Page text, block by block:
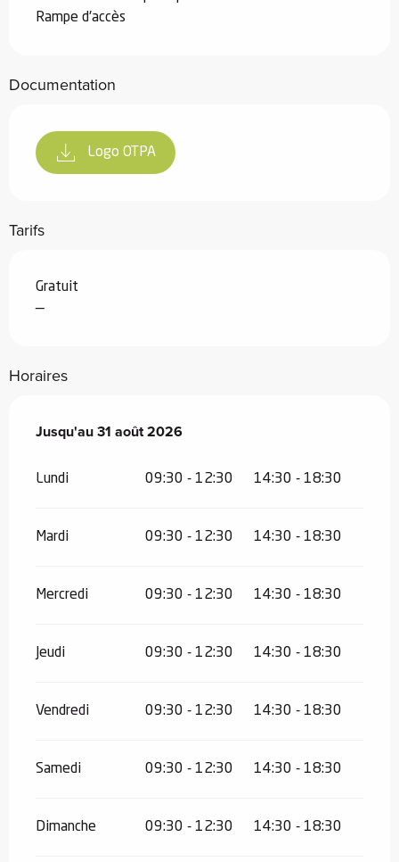
Rampe d'accès
Documentation
Logo OTPA
Tarifs
Gratuit
—
Horaires
Du11 juillet 2026au31 août 2026
Jusqu'au31 août 2026
Lundi 09:30 - 12:30 14:30 - 18:30
Mardi 09:30 - 12:30 14:30 - 18:30
Mercredi 09:30 - 12:30 14:30 - 18:30
Jeudi 09:30 - 12:30 14:30 - 18:30
Vendredi 09:30 - 12:30 14:30 - 18:30
Samedi 09:30 - 12:30 14:30 - 18:30
Dimanche 09:30 - 12:30 14:30 - 18:30